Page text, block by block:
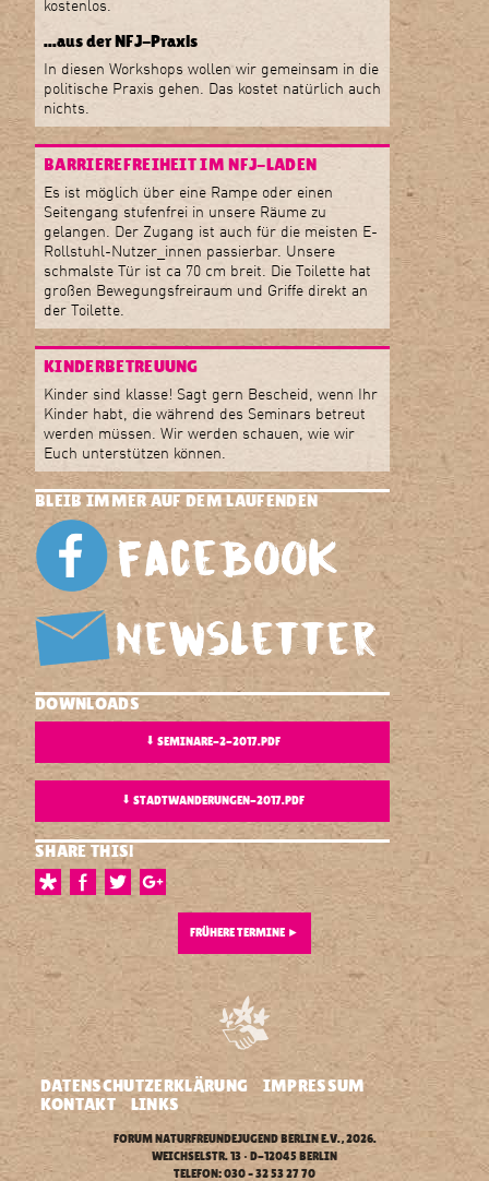
kostenlos.
...aus der NFJ-Praxis
In diesen Workshops wollen wir gemeinsam in die
politische Praxis gehen. Das kostet natürlich auch
nichts.
BARRIEREFREIHEIT IM NFJ-LADEN
Es ist möglich über eine Rampe oder einen
Seitengang stufenfrei in unsere Räume zu
gelangen. Der Zugang ist auch für die meisten E-
Rollstuhl-Nutzer_innen passierbar. Unsere
schmalste Tür ist ca 70 cm breit. Die Toilette hat
großen Bewegungsfreiraum und Griffe direkt an
der Toilette.
KINDERBETREUUNG
Kinder sind klasse! Sagt gern Bescheid, wenn Ihr
Kinder habt, die während des Seminars betreut
werden müssen. Wir werden schauen, wie wir
Euch unterstützen können.
BLEIB IMMER AUF DEM LAUFENDEN
DOWNLOADS
⬇ SEMINARE-2-2017.PDF
⬇ STADTWANDERUNGEN-2017.PDF
SHARE THIS!
FRÜHERE TERMINE ►
DATENSCHUTZERKLÄRUNG
IMPRESSUM
KONTAKT
LINKS
FORUM NATURFREUNDEJUGEND BERLIN E.V., 2026.
WEICHSELSTR. 13 • D-12045 BERLIN
TELEFON: 030 – 32 53 27 70